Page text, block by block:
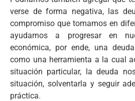
verse de forma negativa, las
compromiso que tomamos en
ayudarnos a progresar en
económica, por ende, una
como una herramienta a la cual
situación particular, la deuda
situación, solventarla y seguir
práctica.